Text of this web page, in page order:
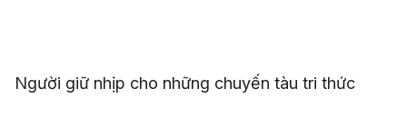
Người giữ nhịp cho những chuyến tàu tri thức